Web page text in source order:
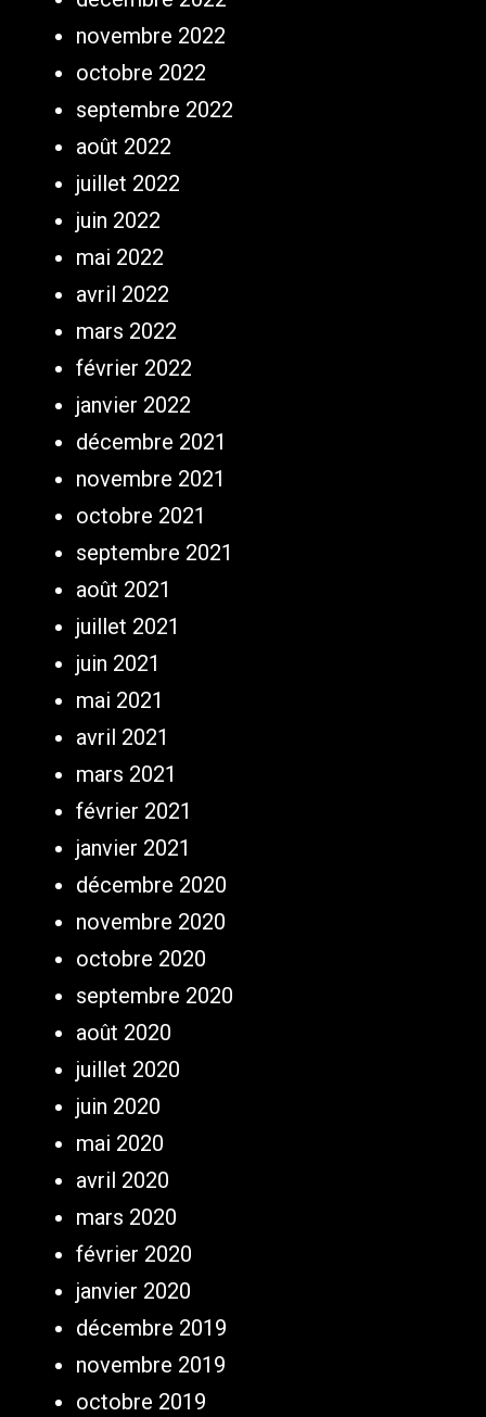
novembre 2022
octobre 2022
septembre 2022
août 2022
juillet 2022
juin 2022
mai 2022
avril 2022
mars 2022
février 2022
janvier 2022
décembre 2021
novembre 2021
octobre 2021
septembre 2021
août 2021
juillet 2021
juin 2021
mai 2021
avril 2021
mars 2021
février 2021
janvier 2021
décembre 2020
novembre 2020
octobre 2020
septembre 2020
août 2020
juillet 2020
juin 2020
mai 2020
avril 2020
mars 2020
février 2020
janvier 2020
décembre 2019
novembre 2019
octobre 2019